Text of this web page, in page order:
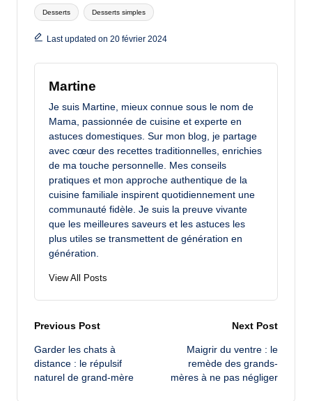
Tags:
Desserts Desserts simples
Last updated on 20 février 2024
Martine
Je suis Martine, mieux connue sous le nom de
Mama, passionnée de cuisine et experte en
astuces domestiques. Sur mon blog, je partage
avec cœur des recettes traditionnelles, enrichies
de ma touche personnelle. Mes conseils
pratiques et mon approche authentique de la
cuisine familiale inspirent quotidiennement une
communauté fidèle. Je suis la preuve vivante
que les meilleures saveurs et les astuces les
plus utiles se transmettent de génération en
génération.
View All Posts
Post
navigation
Previous Post
Garder les chats à
distance : le répulsif
naturel de grand-mère
Next Post
Maigrir du ventre : le
remède des grands-
mères à ne pas négliger